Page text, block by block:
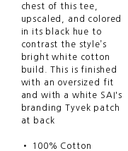
chest of this tee,
upscaled, and colored
in its black hue to
contrast the style’s
bright white cotton
build. This is finished
with an oversized fit
and with a white SAI's
branding Tyvek patch
at back
• 100% Cotton